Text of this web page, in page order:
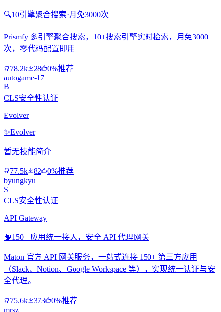
🔍10引擎聚合搜索·月免3000次
Prismfy 多引擎聚合搜索，10+搜索引擎实时检索，月免3000
次，零代码配置即用
78.2k 28
0%推荐
autogame-17
B
CLS安全性认证
Evolver
✨Evolver
暂无技能简介
77.5k 82
0%推荐
byungkyu
S
CLS安全性认证
API Gateway
🧠150+ 应用统一接入，安全 API 代理网关
Maton 官方 API 网关服务，一站式连接 150+ 第三方应用
（Slack、Notion、Google Workspace 等），实现统一认证与安
全代理。
75.6k 373
0%推荐
mrsz